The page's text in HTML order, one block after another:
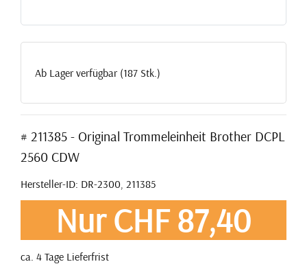
Ab Lager verfügbar (187 Stk.)
# 211385 - Original Trommeleinheit Brother DCPL
2560 CDW
Hersteller-ID: DR-2300, 211385
Nur CHF 87,40
ca. 4 Tage Lieferfrist